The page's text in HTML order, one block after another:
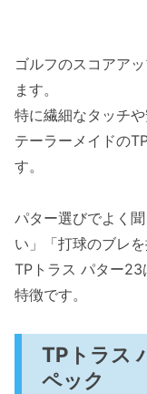
悩み：
商品の
悩み解
メリッ
TM LAMKIN
作性
テーラーメ
ーザーの声
ゴルフのスコアア
ます。
特に繊細なタッチ
テーラーメイドの
す。
パター選びでよく
い」「打球のブレ
TPトラス パター23
特徴です。
TPトラス
ペック